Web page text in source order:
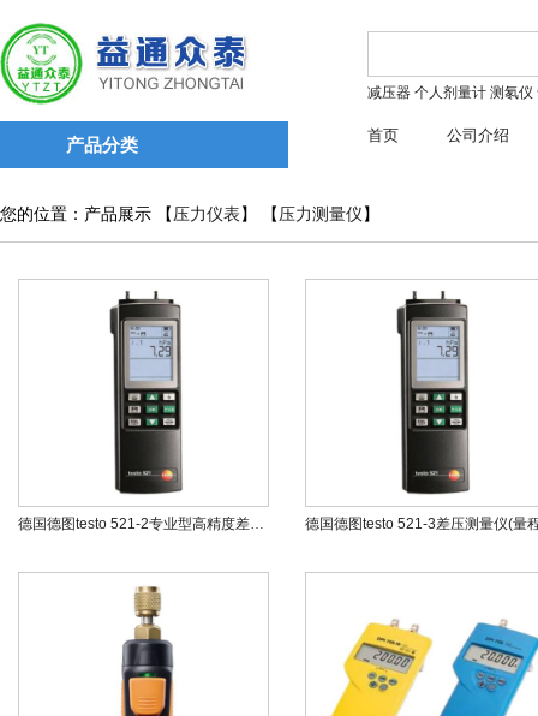
产品分类
减压器 个人剂量计 测氡仪
首页 公司介绍
您的位置：产品展示 【 压力仪表 】 【 压力测量仪 】
德国德图testo 521-2专业型高精度差压测量仪(精度±0.1%,全量程)